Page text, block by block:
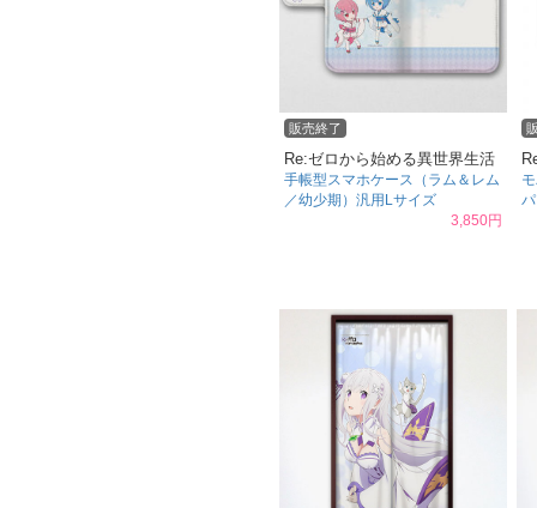
販売終了
Re:ゼロから始める異世界生活
手帳型スマホケース（ラム＆レム
／幼少期）汎用Lサイズ
3,850円